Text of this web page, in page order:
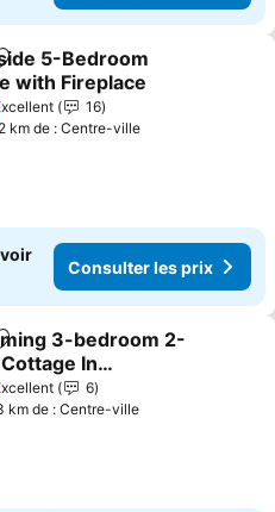
à mes favoris
5-Bedroom
with Fireplace
16
km de : Centre-ville
Consulter les prix
à mes favoris
3-bedroom 2-
In
Midland
6
km de : Centre-ville